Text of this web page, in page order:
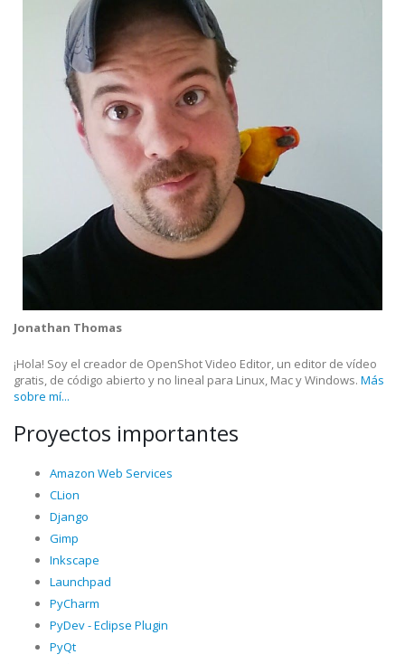
Jonathan Thomas
¡Hola! Soy el creador de OpenShot Video Editor, un editor de vídeo
gratis, de código abierto y no lineal para Linux, Mac y Windows. Más
sobre mí...
Proyectos importantes
Amazon Web Services
CLion
Django
Gimp
Inkscape
Launchpad
PyCharm
PyDev - Eclipse Plugin
PyQt